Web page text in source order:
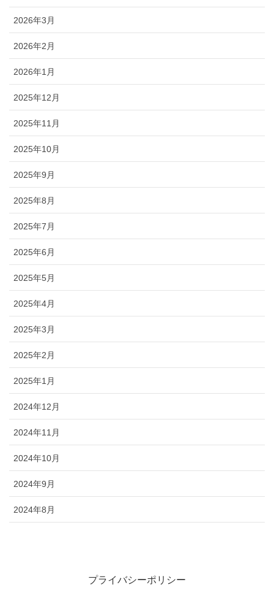
2026年3月
2026年2月
2026年1月
2025年12月
2025年11月
2025年10月
2025年9月
2025年8月
2025年7月
2025年6月
2025年5月
2025年4月
2025年3月
2025年2月
2025年1月
2024年12月
2024年11月
2024年10月
2024年9月
2024年8月
プライバシーポリシー